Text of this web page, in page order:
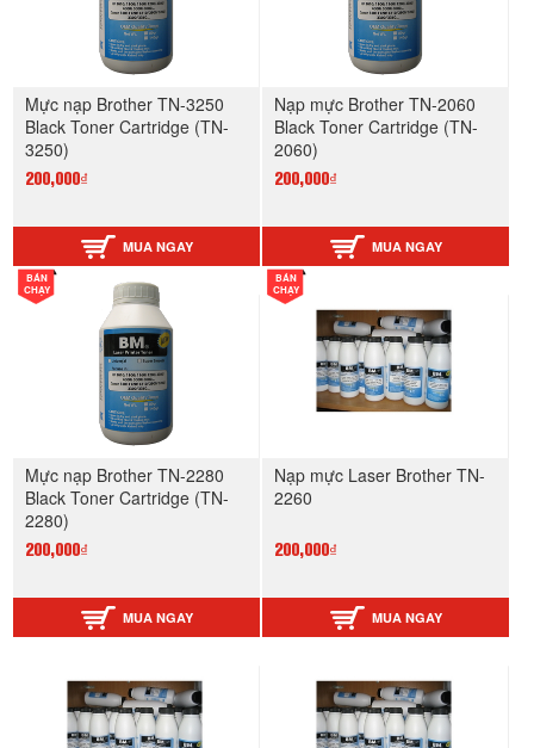
Mực nạp Brother TN-3250
Black Toner Cartridge (TN-
3250)
200,000₫
MUA NGAY
Nạp mực Brother TN-2060
Black Toner Cartridge (TN-
2060)
200,000₫
MUA NGAY
BÁN
CHẠY
Mực nạp Brother TN-2280
Black Toner Cartridge (TN-
2280)
200,000₫
MUA NGAY
BÁN
CHẠY
Nạp mực Laser Brother TN-
2260
200,000₫
MUA NGAY